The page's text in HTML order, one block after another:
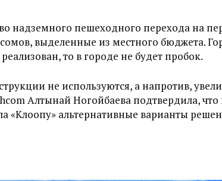
надземного пешеходного перехода на
выделенные из местного бюджета.
то в городе не будет пробок.
не используются, а напротив,
Алтынай Ногойбаева подтвердила,
«Клоопу» альтернативные варианты